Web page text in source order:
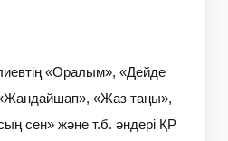
«Оралым», «Дейде
«Жаз таңы»,
сен» және т.б. әндері ҚР